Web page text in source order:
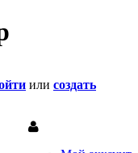
или создать